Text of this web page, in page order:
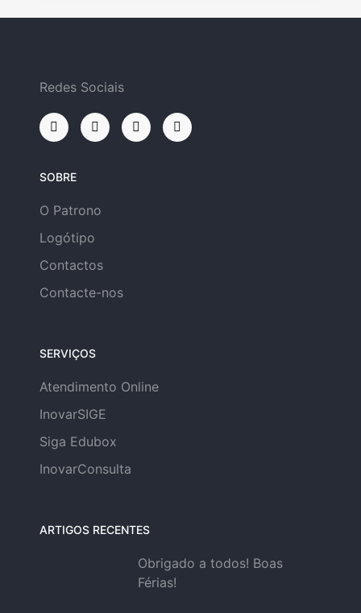
Redes Sociais
SOBRE
O Patrono
Logótipo
Contactos
Contacte-nos
SERVIÇOS
Atendimento Online
InovarSIGE
Siga Edubox
InovarConsulta
ARTIGOS RECENTES
Obrigado a todos! Boas
Férias!